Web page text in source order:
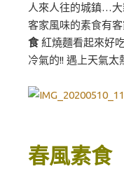
人來人往的城鎮…
客家風味的素食有
食 紅燒麵看起來好
冷氣的!! 遇上天氣
春風素食